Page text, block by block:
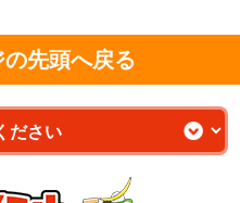
先頭へ戻る